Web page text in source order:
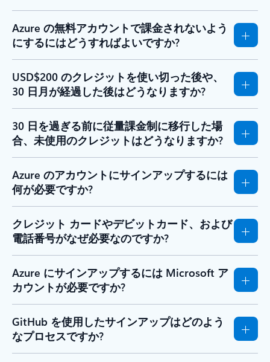
Azure の無料アカウントで課金されないよう
にするにはどうすればよいですか?
USD$200 のクレジットを使い切った後や、
30 日月が経過した後はどうなりますか?
30 日を過ぎる前に従量課金制に移行した場
合、未使用のクレジットはどうなりますか?
Azure のアカウントにサインアップするには
何が必要ですか?
クレジット カードやデビットカード、および
電話番号がなぜ必要なのですか?
Azure にサインアップするには Microsoft ア
カウントが必要ですか?
GitHub を使用したサインアップはどのよう
なプロセスですか?